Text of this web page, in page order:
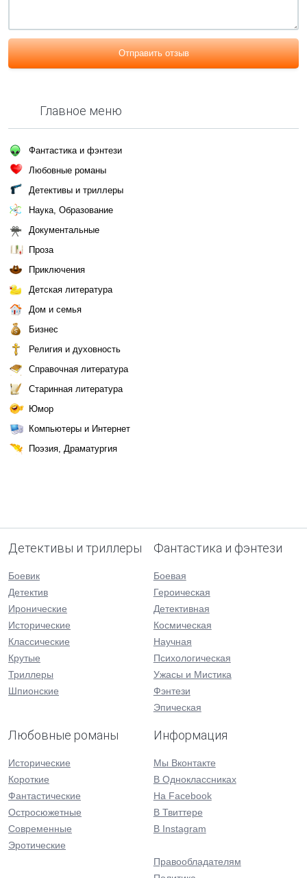
Отправить отзыв
Главное меню
Фантастика и фэнтези
Любовные романы
Детективы и триллеры
Наука, Образование
Документальные
Проза
Приключения
Детская литература
Дом и семья
Бизнес
Религия и духовность
Справочная литература
Старинная литература
Юмор
Компьютеры и Интернет
Поэзия, Драматургия
Детективы и триллеры
Боевик
Детектив
Иронические
Исторические
Классические
Крутые
Триллеры
Шпионские
Фантастика и фэнтези
Боевая
Героическая
Детективная
Космическая
Научная
Психологическая
Ужасы и Мистика
Фэнтези
Эпическая
Любовные романы
Исторические
Короткие
Фантастические
Остросюжетные
Современные
Эротические
Информация
Мы Вконтакте
В Одноклассниках
На Facebook
В Твиттере
В Instagram
Правообладателям